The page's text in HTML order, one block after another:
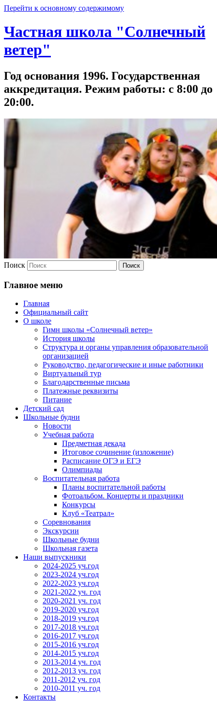
Перейти к основному содержимому
Частная школа "Солнечный
ветер"
Год основания 1996. Государственная
аккредитация. Режим работы: с 8:00 до
20:00.
Поиск
Главное меню
Главная
Официальный сайт
О школе
Гимн школы «Солнечный ветер»
История школы
Структура и органы управления образовательной
организацией
Руководство, педагогические и иные работники
Виртуальный тур
Благодарственные письма
Платежные реквизиты
Питание
Детский сад
Школьные будни
Новости
Учебная работа
Предметная декада
Итоговое сочинение (изложение)
Расписание ОГЭ и ЕГЭ
Олимпиады
Воспитательная работа
Планы воспитательной работы
Фотоальбом. Концерты и праздники
Конкурсы
Клуб «Театрал»
Соревнования
Экскурсии
Школьные будни
Школьная газета
Наши выпускники
2024-2025 уч.год
2023-2024 уч.год
2022-2023 уч.год
2021-2022 уч. год
2020-2021 уч. год
2019-2020 уч.год
2018-2019 уч.год
2017-2018 уч.год
2016-2017 уч.год
2015-2016 уч.год
2014-2015 уч.год
2013-2014 уч. год
2012-2013 уч. год
2011-2012 уч. год
2010-2011 уч. год
Контакты